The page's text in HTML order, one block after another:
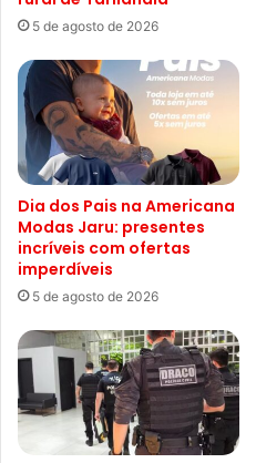
5 de agosto de 2026
Dia dos Pais na Americana
Modas Jaru: presentes
incríveis com ofertas
imperdíveis
5 de agosto de 2026